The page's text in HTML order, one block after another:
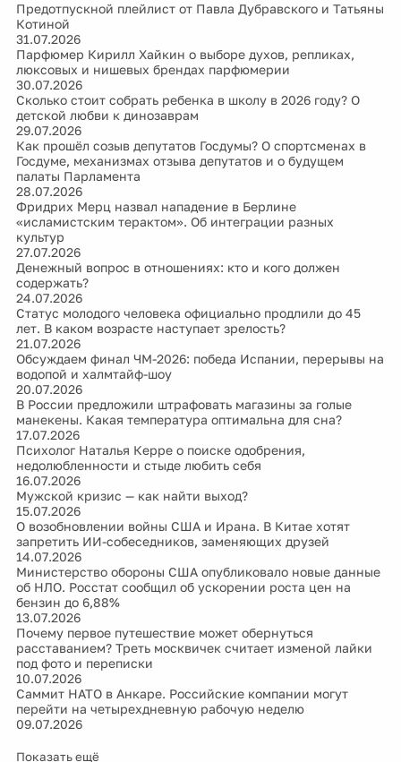
Предотпускной плейлист от Павла Дубравского и Татьяны
Котиной
31.07.2026
Парфюмер Кирилл Хайкин о выборе духов, репликах,
люксовых и нишевых брендах парфюмерии
30.07.2026
Сколько стоит собрать ребенка в школу в 2026 году? О
детской любви к динозаврам
29.07.2026
Как прошёл созыв депутатов Госдумы? О спортсменах в
Госдуме, механизмах отзыва депутатов и о будущем
палаты Парламента
28.07.2026
Фридрих Мерц назвал нападение в Берлине
«исламистским терактом». Об интеграции разных
культур
27.07.2026
Денежный вопрос в отношениях: кто и кого должен
содержать?
24.07.2026
Статус молодого человека официально продлили до 45
лет. В каком возрасте наступает зрелость?
21.07.2026
Обсуждаем финал ЧМ-2026: победа Испании, перерывы на
водопой и халмтайф-шоу
20.07.2026
В России предложили штрафовать магазины за голые
манекены. Какая температура оптимальна для сна?
17.07.2026
Психолог Наталья Керре о поиске одобрения,
недолюбленности и стыде любить себя
16.07.2026
Мужской кризис — как найти выход?
15.07.2026
О возобновлении войны США и Ирана. В Китае хотят
запретить ИИ-собеседников, заменяющих друзей
14.07.2026
Министерство обороны США опубликовало новые данные
об НЛО. Росстат сообщил об ускорении роста цен на
бензин до 6,88%
13.07.2026
Почему первое путешествие может обернуться
расставанием? Треть москвичек считает изменой лайки
под фото и переписки
10.07.2026
Саммит НАТО в Анкаре. Российские компании могут
перейти на четырехдневную рабочую неделю
09.07.2026
Показать ещё